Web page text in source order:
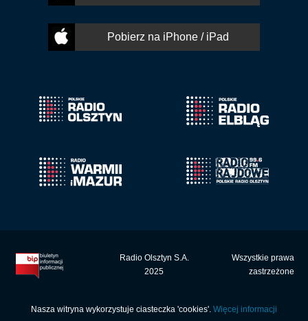
Pobierz na iPhone / iPad
Radio Olsztyn S.A.
2025
Wszystkie prawa
zastrzeżone
Nasza witryna wykorzystuje ciasteczka 'cookies'. Więcej informacji